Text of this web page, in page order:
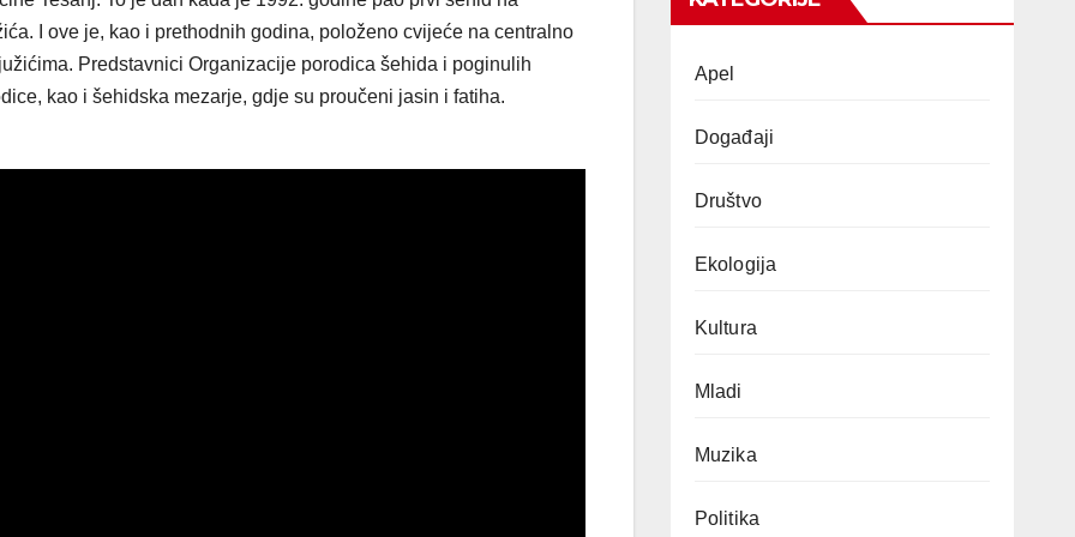
I ove je, kao i prethodnih godina, položeno cvijeće na centralno
Predstavnici Organizacije porodica šehida i poginulih
kao i šehidska mezarje, gdje su proučeni jasin i fatiha.
Apel
Događaji
Društvo
Ekologija
Kultura
Mladi
Muzika
Politika